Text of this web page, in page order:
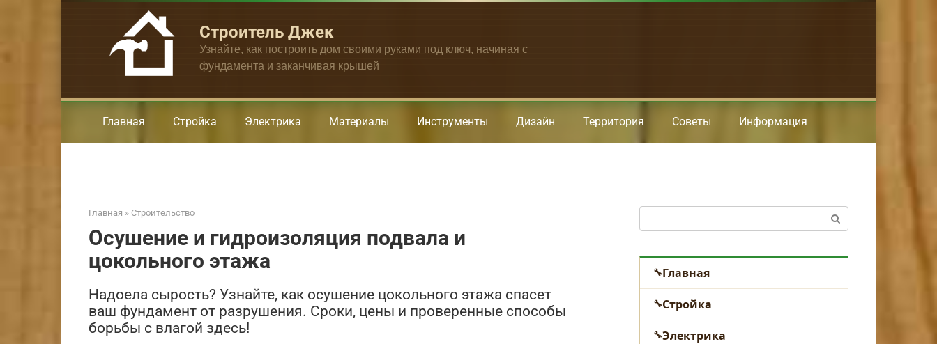
Строитель Джек
Узнайте, как построить дом своими руками под ключ, начиная с
фундамента и заканчивая крышей
Главная Стройка Электрика Материалы Инструменты Дизайн Территория Советы Информация
Главная » Строительство
Осушение и гидроизоляция подвала и
цокольного этажа
Надоела сырость? Узнайте, как осушение цокольного этажа спасет
ваш фундамент от разрушения. Сроки, цены и проверенные способы
борьбы с влагой здесь!
Главная
Стройка
Электрика